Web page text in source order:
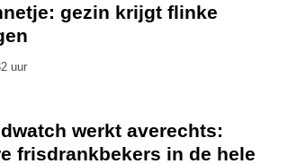
gezin krijgt flinke
uur
werkt averechts:
frisdrankbekers in de hele